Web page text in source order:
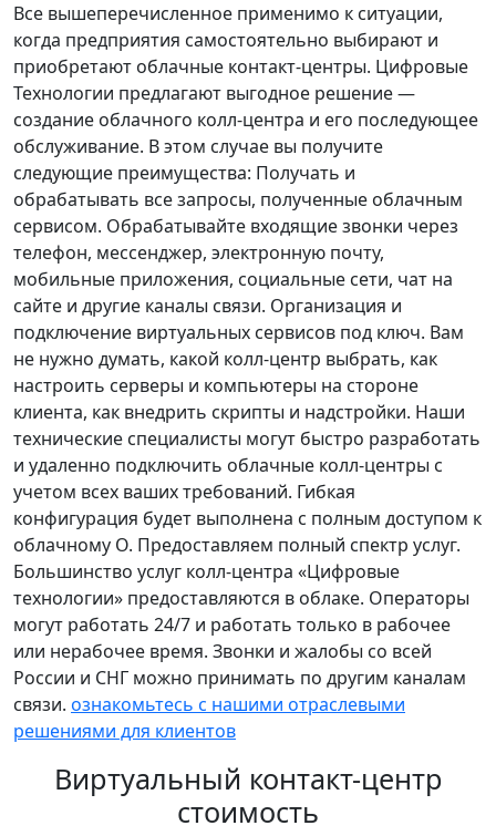
Все вышеперечисленное применимо к ситуации,
когда предприятия самостоятельно выбирают и
приобретают облачные контакт-центры. Цифровые
Технологии предлагают выгодное решение —
создание облачного колл-центра и его последующее
обслуживание. В этом случае вы получите
следующие преимущества: Получать и
обрабатывать все запросы, полученные облачным
сервисом. Обрабатывайте входящие звонки через
телефон, мессенджер, электронную почту,
мобильные приложения, социальные сети, чат на
сайте и другие каналы связи. Организация и
подключение виртуальных сервисов под ключ. Вам
не нужно думать, какой колл-центр выбрать, как
настроить серверы и компьютеры на стороне
клиента, как внедрить скрипты и надстройки. Наши
технические специалисты могут быстро разработать
и удаленно подключить облачные колл-центры с
учетом всех ваших требований. Гибкая
конфигурация будет выполнена с полным доступом к
облачному О. Предоставляем полный спектр услуг.
Большинство услуг колл-центра «Цифровые
технологии» предоставляются в облаке. Операторы
могут работать 24/7 и работать только в рабочее
или нерабочее время. Звонки и жалобы со всей
России и СНГ можно принимать по другим каналам
связи. ознакомьтесь с нашими отраслевыми
решениями для клиентов
Виртуальный контакт-центр
стоимость